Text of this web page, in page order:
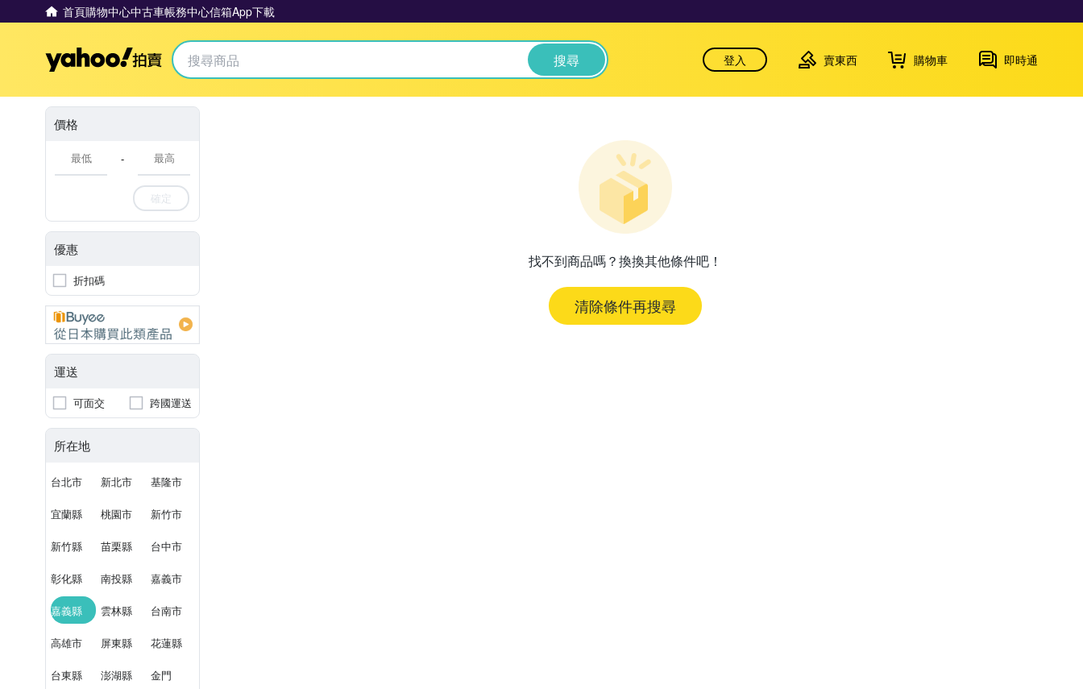
首頁購物中心中古車帳務中心信箱App下載
Yahoo拍賣 搜尋 登入 賣東西 購物車 即時通
價格
-
確定
優惠
折扣碼
運送
可面交 跨國運送
所在地
台北市 新北市 基隆市
宜蘭縣 桃園市 新竹市
新竹縣 苗栗縣 台中市
彰化縣 南投縣 嘉義市
嘉義縣 雲林縣 台南市
高雄市 屏東縣 花蓮縣
台東縣 澎湖縣 金門
找不到商品嗎？換換其他條件吧！
清除條件再搜尋